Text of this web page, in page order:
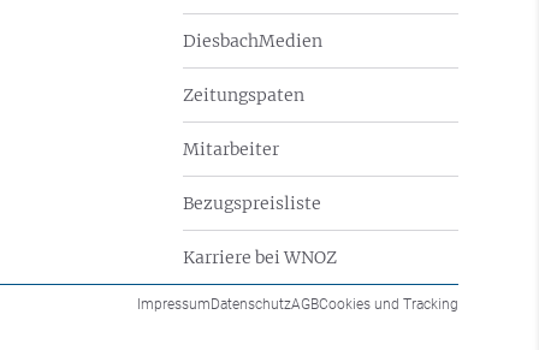
DiesbachMedien
Zeitungspaten
Mitarbeiter
Bezugspreisliste
Karriere bei WNOZ
ImpressumDatenschutzAGBCookies und Tracking